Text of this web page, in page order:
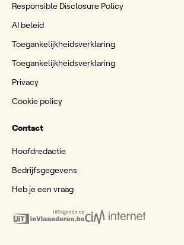
Responsible Disclosure Policy
AI beleid
Toegankelijkheidsverklaring
Toegankelijkheidsverklaring
Privacy
Cookie policy
Contact
Hoofdredactie
Bedrijfsgegevens
Heb je een vraag